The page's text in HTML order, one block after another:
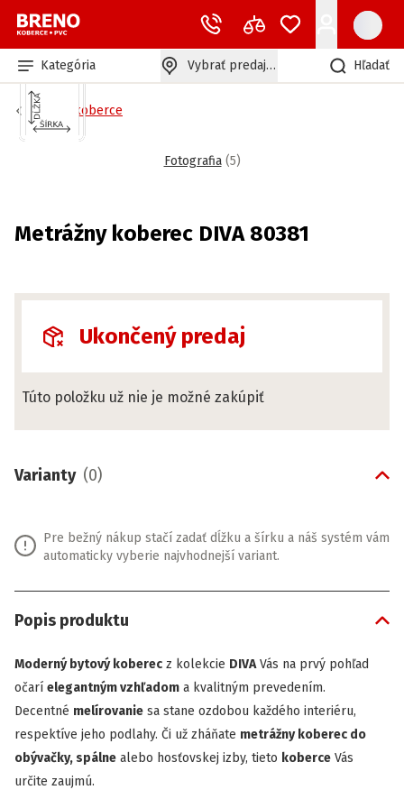
Kategória Vybrať predajňu Hľadať
Bytové koberce
Fotografia (5)
Metrážny koberec DIVA 80381
Ukončený predaj
Túto položku už nie je možné zakúpiť
Varianty (0)
Pre bežný nákup stačí zadať dĺžku a šírku a náš systém vám
automaticky vyberie najvhodnejší variant.
Popis produktu
Moderný bytový koberec z kolekcie DIVAVás na prvý pohľad
očarí elegantným vzhľadom a kvalitným prevedením.
Decentné melírovanie sa stane ozdobou každého interiéru,
respektíve jeho podlahy. Či už zháňate metrážny koberec do
obývačky, spálne alebo hosťovskej izby, tieto koberce Vás
určite zaujmú.